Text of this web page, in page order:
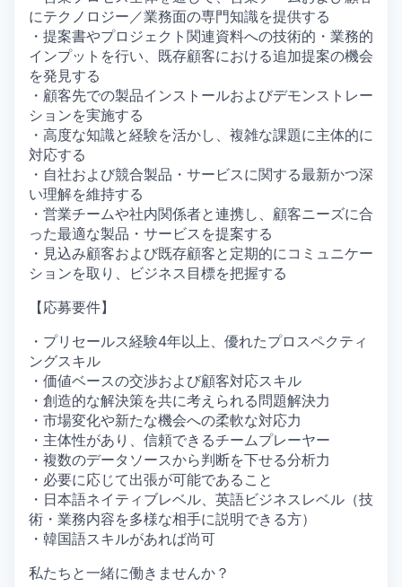
にテクノロジー／業務面の専門知識を提供する
・提案書やプロジェクト関連資料への技術的・業務的
インプットを行い、既存顧客における追加提案の機会
を発見する
・顧客先での製品インストールおよびデモンストレー
ションを実施する
・高度な知識と経験を活かし、複雑な課題に主体的に
対応する
・自社および競合製品・サービスに関する最新かつ深
い理解を維持する
・営業チームや社内関係者と連携し、顧客ニーズに合
った最適な製品・サービスを提案する
・見込み顧客および既存顧客と定期的にコミュニケー
ションを取り、ビジネス目標を把握する
【応募要件】
・プリセールス経験4年以上、優れたプロスペクティ
ングスキル
・価値ベースの交渉および顧客対応スキル
・創造的な解決策を共に考えられる問題解決力
・市場変化や新たな機会への柔軟な対応力
・主体性があり、信頼できるチームプレーヤー
・複数のデータソースから判断を下せる分析力
・必要に応じて出張が可能であること
・日本語ネイティブレベル、英語ビジネスレベル（技
術・業務内容を多様な相手に説明できる方）
・韓国語スキルがあれば尚可
私たちと一緒に働きませんか？